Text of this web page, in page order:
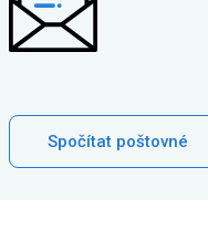
Spočítat poštovné